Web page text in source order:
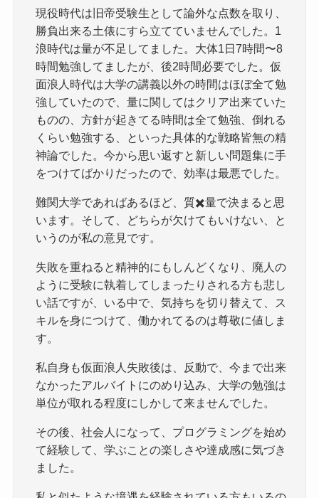
現役時代は旧帝受験生として論外な点数を取り、
勝負出来る土俵にすら立てていませんでした。1
浪時代は量が不足してました。大体1日7時間〜8
時間勉強してましたが、後2時間必要でした。仮
面浪人時代は大学の講義以外の時間はほぼ全て勉
強していたので、量に関してはクリア出来ていた
ものの、方針が起きてる時間は全て勉強、倒れる
くらい勉強する、といった具体的な戦略皆無の精
神論でした。今から思い返すと新しい問題集に手
をつけてばかりだったので、効率は最悪でした。
難関大学であればあるほど、質✖️量で決まると思
います。そして、どちらが欠けてもいけない、と
いうのが私の意見です。
失敗を重ねると精神的にもしんどくなり、廃人の
ように受験に執着してしまったりされる方も悲し
い話ですが、いる中で、気持ちを切り替えて、ス
キルを身につけて、働かれてるのは尊敬に値しま
す。
私自身も仮面浪人失敗後は、反動で、今まで出来
なかったアルバイトにのめり込み、大学の勉強は
単位が取れる程度にしかして来ませんでした。
その後、社会人になって、プログラミングを始め
て経験して、学ぶことの楽しさや達成感に気づき
ました。